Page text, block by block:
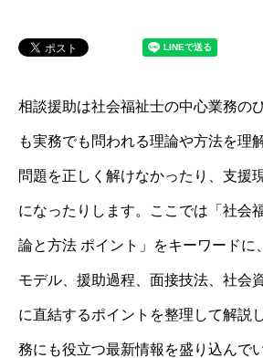
相談援助は社会福祉士の中心業務の
も実務でも問われる理論や方法を理
問題を正しく解けなかったり、支援
になったりします。ここでは「社会
論と方法 ポイント」をキーワードに
モデル、援助過程、面接技法、社会
に直結するポイントを整理して解説
務にも役立つ最新情報を盛り込んで